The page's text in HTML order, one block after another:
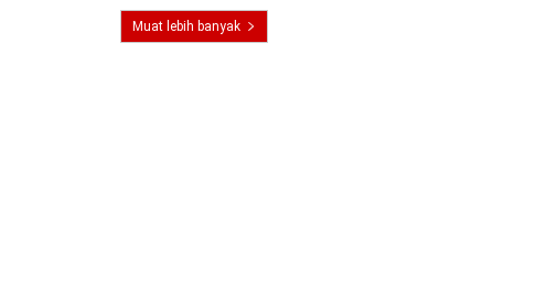
Muat lebih banyak